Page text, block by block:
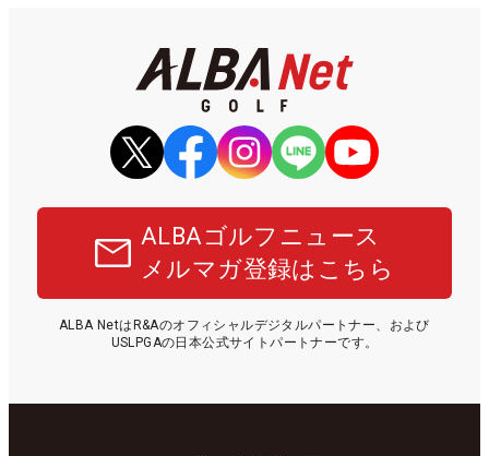
ALBAゴルフニュース
メルマガ登録はこちら
ALBA NetはR&Aのオフィシャルデジタルパートナー、および
USLPGAの日本公式サイトパートナーです。